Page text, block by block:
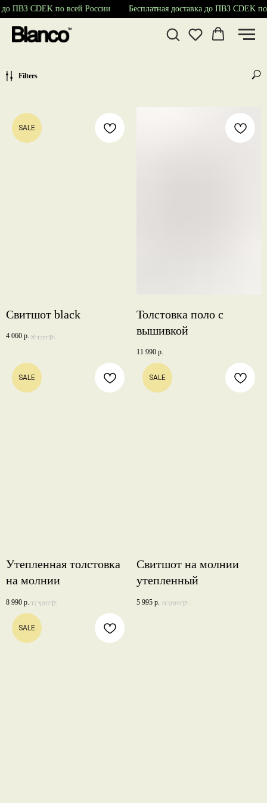
ПВЗ CDEK по всей России Бесплатная доставка до ПВЗ CDEK по
Filters
SALE
Свитшот black
4 060 р. 8 120р.
Толстовка поло с
вышивкой
11 990 р.
SALE
Утепленная толстовка
на молнии
8 990 р. 17 590р.
SALE
Свитшот на молнии
утепленный
5 995 р. 11 990р.
SALE